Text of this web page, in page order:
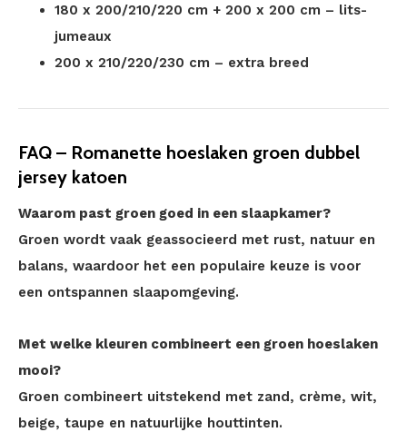
180 x 200/210/220 cm + 200 x 200 cm – lits-
jumeaux
200 x 210/220/230 cm – extra breed
FAQ – Romanette hoeslaken groen dubbel
jersey katoen
Waarom past groen goed in een slaapkamer?
Groen wordt vaak geassocieerd met rust, natuur en
balans, waardoor het een populaire keuze is voor
een ontspannen slaapomgeving.
Met welke kleuren combineert een groen hoeslaken
mooi?
Groen combineert uitstekend met zand, crème, wit,
beige, taupe en natuurlijke houttinten.